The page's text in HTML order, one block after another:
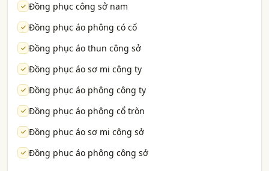
Đồng phục công sở nam
Đồng phục áo phông có cổ
Đồng phục áo thun công sở
Đồng phục áo sơ mi công ty
Đồng phục áo phông công ty
Đồng phục áo phông cổ tròn
Đồng phục áo sơ mi công sở
Đồng phục áo phông công sở